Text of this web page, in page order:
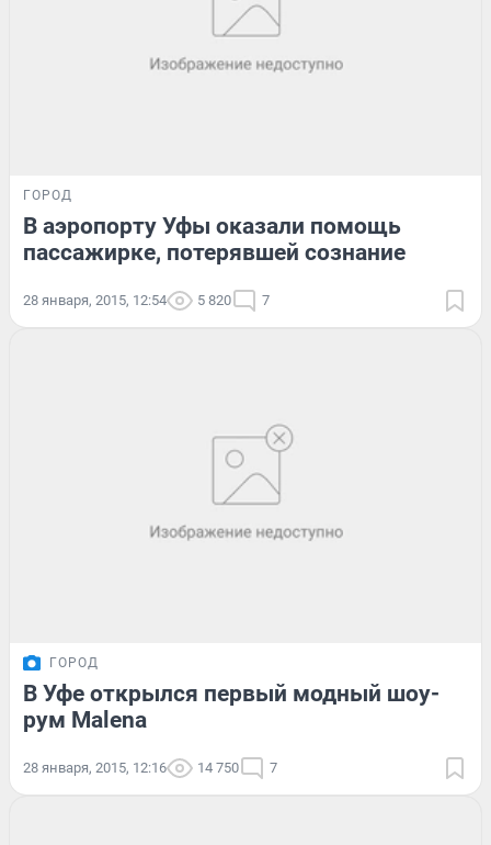
ГОРОД
В аэропорту Уфы оказали помощь
пассажирке, потерявшей сознание
28 января, 2015, 12:54 5 820 7
ГОРОД
В Уфе открылся первый модный шоу-
рум Malena
28 января, 2015, 12:16 14 750 7